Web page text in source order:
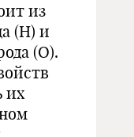
из
(Н) и
(О).
их